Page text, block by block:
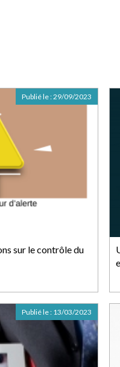
sur le contrôle du
Publié le :29/09/2023
Publié le : 13/03/2023